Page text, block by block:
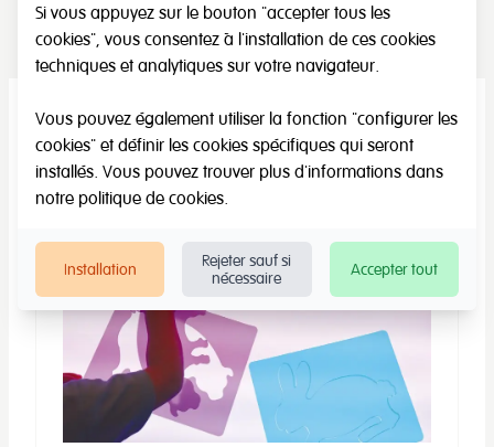
Naturaliste
Si vous appuyez sur le bouton "accepter tous les
cookies", vous consentez à l'installation de ces cookies
techniques et analytiques sur votre navigateur.
Vous pouvez également utiliser la fonction "configurer les
cookies" et définir les cookies spécifiques qui seront
installés. Vous pouvez trouver plus d'informations dans
notre politique de cookies.
Installation
Rejeter sauf si
nécessaire
Accepter tout